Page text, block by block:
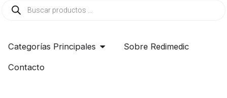
Categorías Principales Open Categorías Principales
Sobre Redimedic
Contacto